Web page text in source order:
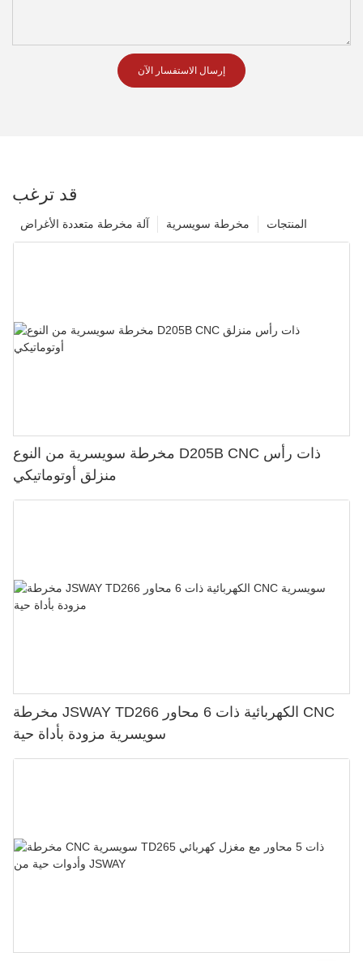
إرسال الاستفسار الآن
قد ترغب
المنتجات مخرطة سويسرية آلة مخرطة متعددة الأغراض
مخرطة سويسرية من النوع D205B CNC ذات رأس
منزلق أوتوماتيكي
مخرطة JSWAY TD266 الكهربائية ذات 6 محاور CNC
سويسرية مزودة بأداة حية